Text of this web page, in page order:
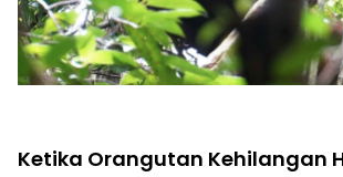
Ketika Orangutan Kehilangan